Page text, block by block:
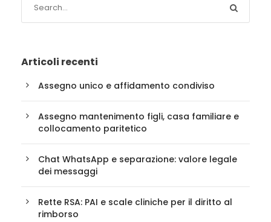
Articoli recenti
Assegno unico e affidamento condiviso
Assegno mantenimento figli, casa familiare e
collocamento paritetico
Chat WhatsApp e separazione: valore legale
dei messaggi
Rette RSA: PAI e scale cliniche per il diritto al
rimborso